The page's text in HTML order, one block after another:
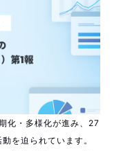
化・多様化が進み、27
を迫られています。